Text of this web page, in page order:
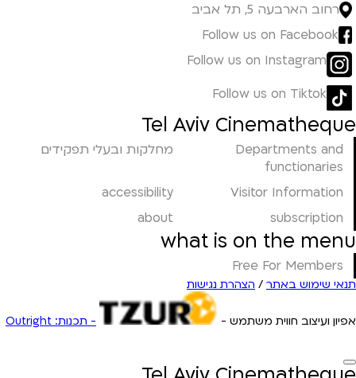
רחוב הארבעה 5, תל אביב
Follow us on Facebook
Follow us on Instagram
Follow us on Tiktok
Tel Aviv Cinematheque
Departments and
functionaries
מחלקות ובעלי תפקידים
Visitor Information
accessibility
subscription
about
what is on the menu
Free For Members
תנאי שימוש באתר / הצהרת נגישות
אפיון ועיצוב חווית משתמש - - תכנות: Outright